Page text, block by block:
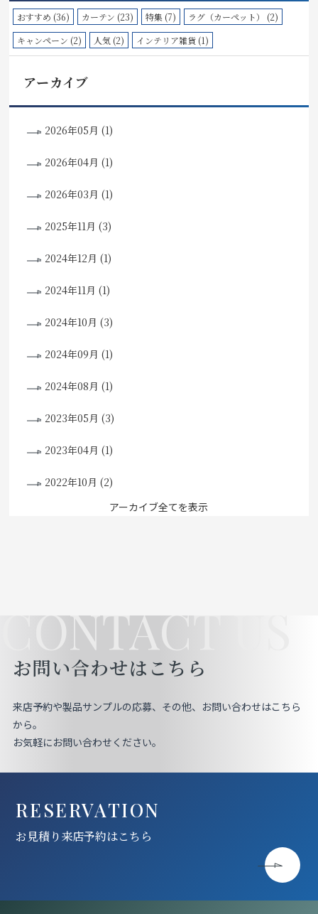
おすすめ (36) カーテン (23) 特集 (7)
ラグ（カーペット） (2)
キャンペーン (2)
人気 (2) インテリア雑貨 (1)
アーカイブ
2026年05月 (1)
2026年04月 (1)
2026年03月 (1)
2025年11月 (3)
2024年12月 (1)
2024年11月 (1)
2024年10月 (3)
2024年09月 (1)
2024年08月 (1)
2023年05月 (3)
2023年04月 (1)
2022年10月 (2)
アーカイブ全てを表示
CONTACT US
お問い合わせはこちら
来店予約や製品サンプルの応募、その他、お問い合わせはこちら
から。
お気軽にお問い合わせください。
RESERVATION
お見積り来店予約はこちら